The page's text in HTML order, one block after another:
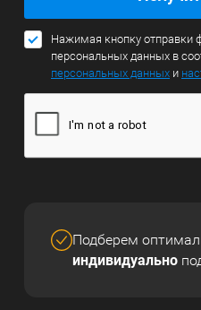
Нажимая кнопку отправки
персональных данных в
персональных данных и
Подберем
индивидуально